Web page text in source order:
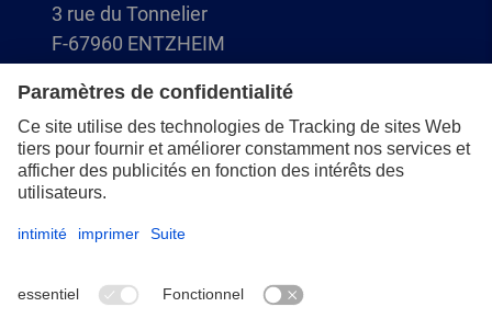
3 rue du Tonnelier
F-67960 ENTZHEIM
+33 3 88 49 72 50
info@pferd.fr
+33 03 88 38 70 17
Protection des données